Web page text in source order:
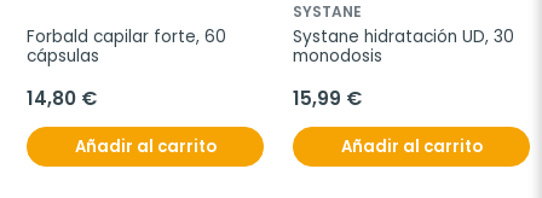
Forbald capilar forte, 60
cápsulas
14,80 €
Añadir al carrito
SYSTANE
Systane hidratación UD, 30
monodosis
15,99 €
Añadir al carrito